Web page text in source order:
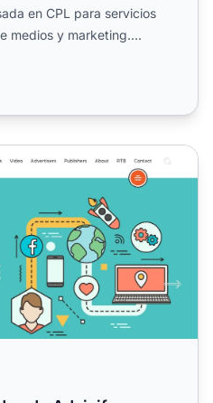
en CPL para servicios
medios y marketing.